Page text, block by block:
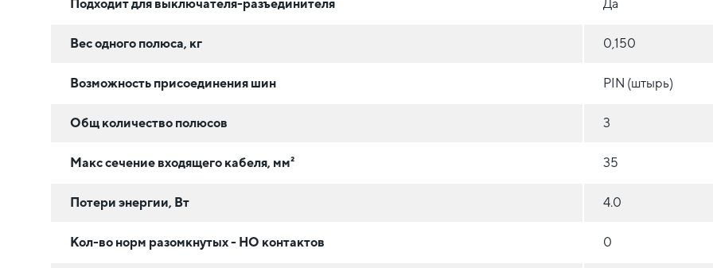
Подходит для выключателя-разъединителя Да
Вес одного полюса, кг 0,150
Возможность присоединения шин PIN (штырь)
Общ количество полюсов 3
Макс сечение входящего кабеля, мм² 35
Потери энергии, Вт 4.0
Кол-во норм разомкнутых - НО контактов 0